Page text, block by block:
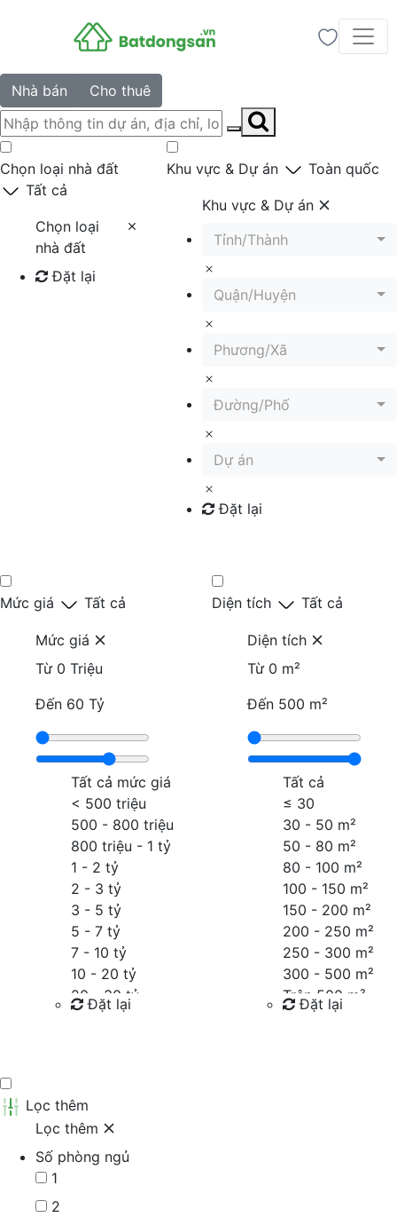
Nhà bán Cho thuê
Chọn loại nhà đất
Tất cả
Chọn loại
nhà đất
Đặt lại
Khu vực & Dự án Toàn quốc
Khu vực & Dự án
Tỉnh/Thành
Quận/Huyện
Phương/Xã
Đường/Phố
Dự án
Đặt lại
Mức giá Tất cả
Mức giá
Từ 0 Triệu
Đến 60 Tỷ
Tất cả mức giá
< 500 triệu
500 - 800 triệu
800 triệu - 1 tỷ
1 - 2 tỷ
2 - 3 tỷ
3 - 5 tỷ
5 - 7 tỷ
7 - 10 tỷ
10 - 20 tỷ
20 - 30 tỷ
30 - 40 tỷ
Đặt lại
Diện tích Tất cả
Diện tích
Từ 0 m²
Đến 500 m²
Tất cả
≤ 30
30 - 50 m²
50 - 80 m²
80 - 100 m²
100 - 150 m²
150 - 200 m²
200 - 250 m²
250 - 300 m²
300 - 500 m²
Trên 500 m²
Đặt lại
Lọc thêm
Lọc thêm
Số phòng ngủ
1
2